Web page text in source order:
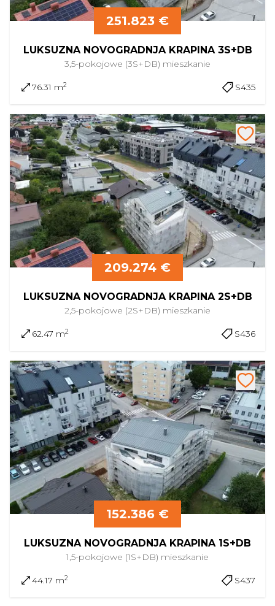
251.823 €
LUKSUZNA NOVOGRADNJA KRAPINA 3S+DB
3,5-pokojowe (3S+DB) mieszkanie
76.31 m2 S435
209.274 €
LUKSUZNA NOVOGRADNJA KRAPINA 2S+DB
2,5-pokojowe (2S+DB) mieszkanie
62.47 m2 S436
152.386 €
LUKSUZNA NOVOGRADNJA KRAPINA 1S+DB
1,5-pokojowe (1S+DB) mieszkanie
44.17 m2 S437